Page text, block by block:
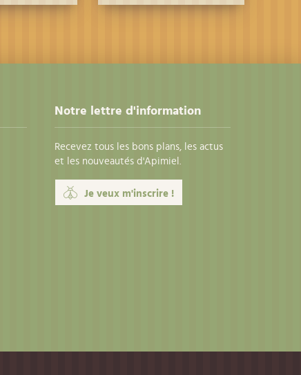
Notre lettre d'information
Recevez tous les bons plans, les actus
et les nouveautés d'Apimiel.
Je veux m'inscrire !